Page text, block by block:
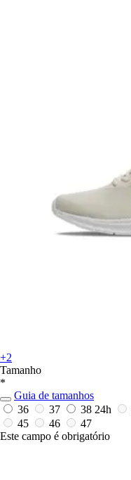
+2
Tamanho
*
Guia de tamanhos
36
37 38 24h
45
46
47
Este campo é obrigatório